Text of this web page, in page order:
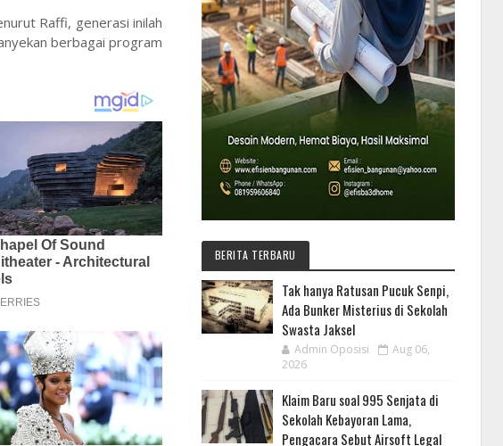
Raffi, generasi inilah
berbagai program
BERITA TERBARU
Tak hanya Ratusan Pucuk Senpi,
Ada Bunker Misterius di Sekolah
Swasta Jaksel
Admin Oposisi
Aug 06,
2026
Klaim Baru soal 995 Senjata di
Sekolah Kebayoran Lama,
Pengacara Sebut Airsoft Legal